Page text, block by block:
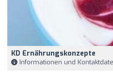
KD Ernährungskonzepte
Informationen und